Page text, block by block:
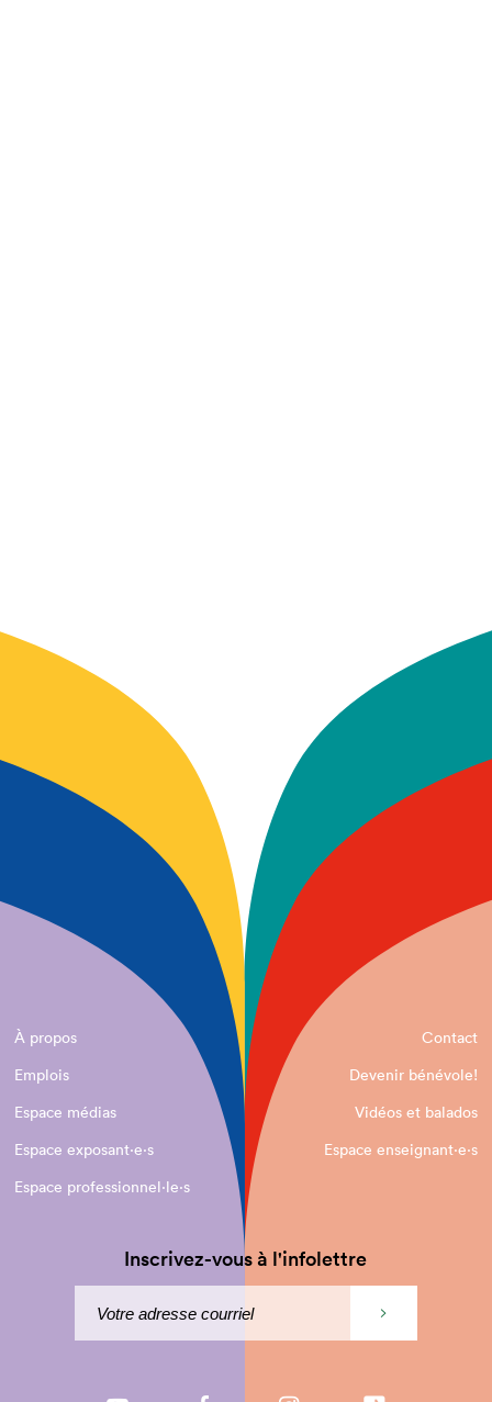
À propos
Contact
Emplois
Devenir bénévole!
Espace médias
Vidéos et balados
Espace exposant·e⋅s
Espace enseignant·e⋅s
Espace professionnel·le⋅s
Inscrivez-vous à l'infolettre